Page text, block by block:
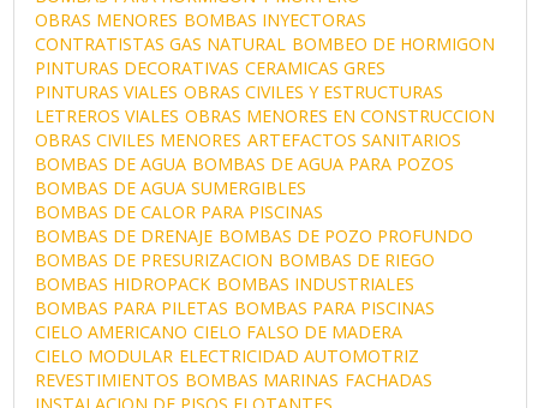
OBRAS MENORES BOMBAS INYECTORAS
CONTRATISTAS GAS NATURAL BOMBEO DE HORMIGON
PINTURAS DECORATIVAS CERAMICAS GRES
PINTURAS VIALES OBRAS CIVILES Y ESTRUCTURAS
LETREROS VIALES OBRAS MENORES EN CONSTRUCCION
OBRAS CIVILES MENORES ARTEFACTOS SANITARIOS
BOMBAS DE AGUA BOMBAS DE AGUA PARA POZOS
BOMBAS DE AGUA SUMERGIBLES
BOMBAS DE CALOR PARA PISCINAS
BOMBAS DE DRENAJE BOMBAS DE POZO PROFUNDO
BOMBAS DE PRESURIZACION BOMBAS DE RIEGO
BOMBAS HIDROPACK BOMBAS INDUSTRIALES
BOMBAS PARA PILETAS BOMBAS PARA PISCINAS
CIELO AMERICANO CIELO FALSO DE MADERA
CIELO MODULAR ELECTRICIDAD AUTOMOTRIZ
REVESTIMIENTOS BOMBAS MARINAS FACHADAS